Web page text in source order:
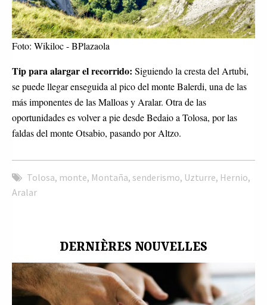
Foto: Wikiloc - BPlazaola
Tip para alargar el recorrido: Siguiendo la cresta del Artubi,
se puede llegar enseguida al pico del monte Balerdi, una de las
más imponentes de las Malloas y Aralar. Otra de las
oportunidades es volver a pie desde Bedaio a Tolosa, por las
faldas del monte Otsabio, pasando por Altzo.
Tolosa, monte, Montaña, senderismo, Uzturre, Hernio,
Aralar
DERNIÈRES NOUVELLES